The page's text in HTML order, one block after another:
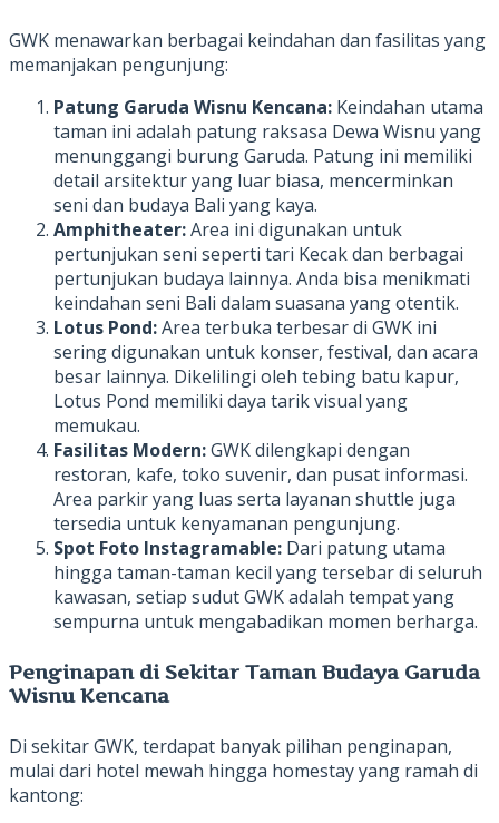
GWK menawarkan berbagai keindahan dan fasilitas yang
memanjakan pengunjung:
Patung Garuda Wisnu Kencana: Keindahan utama
taman ini adalah patung raksasa Dewa Wisnu yang
menunggangi burung Garuda. Patung ini memiliki
detail arsitektur yang luar biasa, mencerminkan
seni dan budaya Bali yang kaya.
Amphitheater:Area ini digunakan untuk
pertunjukan seni seperti tari Kecak dan berbagai
pertunjukan budaya lainnya. Anda bisa menikmati
keindahan seni Bali dalam suasana yang otentik.
Lotus Pond:Area terbuka terbesar di GWK ini
sering digunakan untuk konser, festival, dan acara
besar lainnya. Dikelilingi oleh tebing batu kapur,
Lotus Pond memiliki daya tarik visual yang
memukau.
Fasilitas Modern:GWK dilengkapi dengan
restoran, kafe, toko suvenir, dan pusat informasi.
Area parkir yang luas serta layanan shuttle juga
tersedia untuk kenyamanan pengunjung.
Spot Foto Instagramable: Dari patung utama
hingga taman-taman kecil yang tersebar di seluruh
kawasan, setiap sudut GWK adalah tempat yang
sempurna untuk mengabadikan momen berharga.
Penginapan di Sekitar Taman Budaya Garuda
Wisnu Kencana
Di sekitar GWK, terdapat banyak pilihan penginapan,
mulai dari hotel mewah hingga homestay yang ramah di
kantong: